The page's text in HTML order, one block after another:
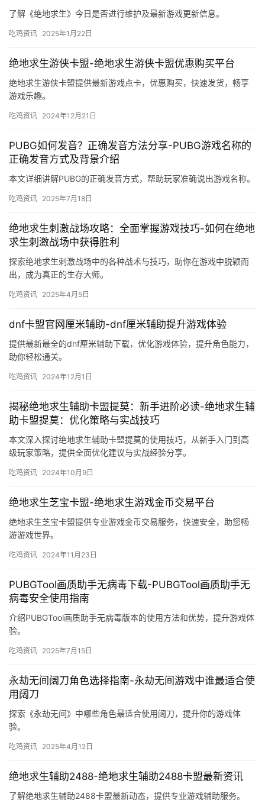
了解《绝地求生》今日是否进行维护及最新游戏更新信息。
吃鸡资讯 2025年1月22日
绝地求生游侠卡盟-绝地求生游侠卡盟优惠购买平台
绝地求生游侠卡盟提供最新游戏点卡，优惠购买，快速发货，畅享
游戏乐趣。
吃鸡资讯 2024年12月21日
PUBG如何发音？正确发音方法分享-PUBG游戏名称的
正确发音方式及背景介绍
本文详细讲解PUBG的正确发音方式，帮助玩家准确说出游戏名称。
吃鸡资讯 2025年7月18日
绝地求生刺激战场攻略：全面掌握游戏技巧-如何在绝地
求生刺激战场中获得胜利
探索绝地求生刺激战场中的各种战术与技巧，助你在游戏中脱颖而
出，成为真正的生存大师。
吃鸡资讯 2025年4月5日
dnf卡盟官网厘米辅助-dnf厘米辅助提升游戏体验
提供最新最全的dnf厘米辅助下载，优化游戏体验，提升角色能力，
助你轻松通关。
吃鸡资讯 2024年12月1日
揭秘绝地求生辅助卡盟提莫：新手进阶必读-绝地求生辅
助卡盟提莫：优化策略与实战技巧
本文深入探讨绝地求生辅助卡盟提莫的使用技巧，从新手入门到高
级玩家策略，提供全面优化建议与实战经验分享。
吃鸡资讯 2024年10月9日
绝地求生芝宝卡盟-绝地求生游戏金币交易平台
绝地求生芝宝卡盟提供专业游戏金币交易服务，快速安全，助您畅
游游戏世界。
吃鸡资讯 2024年11月23日
PUBGTool画质助手无病毒下载-PUBGTool画质助手无
病毒安全使用指南
介绍PUBGTool画质助手无病毒版本的使用方法和优势，提升游戏体
验。
吃鸡资讯 2025年7月15日
永劫无间阔刀角色选择指南-永劫无间游戏中谁最适合使
用阔刀
探索《永劫无间》中哪些角色最适合使用阔刀，提升你的游戏体
验。
吃鸡资讯 2025年4月12日
绝地求生辅助2488-绝地求生辅助2488卡盟最新资讯
了解绝地求生辅助2488卡盟最新动态，提供专业游戏辅助服务。